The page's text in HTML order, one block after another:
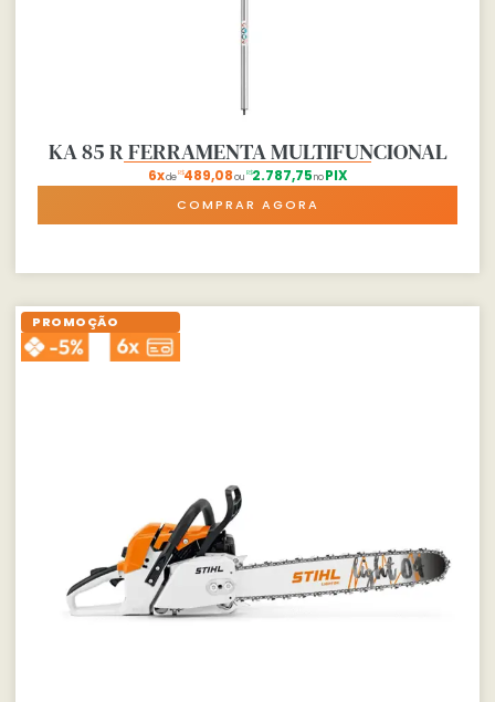
KA 85 R FERRAMENTA MULTIFUNCIONAL
6xdeR$489,08ou R$2.787,75no PIX
COMPRAR AGORA
PROMOÇÃO